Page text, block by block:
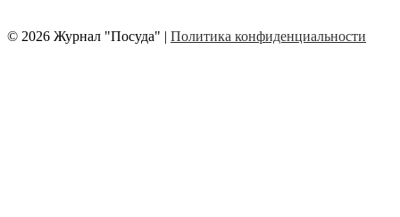
© 2026 Журнал "Посуда" | Политика конфиденциальности